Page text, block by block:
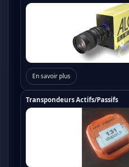
En savoir plus
Transpondeurs Actifs/Passifs